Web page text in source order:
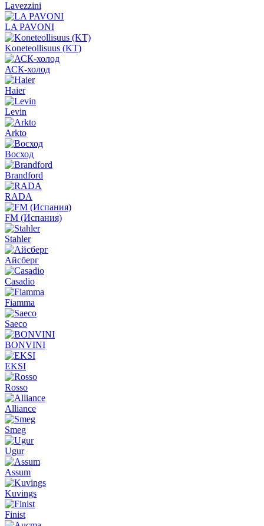
Lavezzini
LA PAVONI
Koneteollisuus (KT)
АСК-холод
Haier
Levin
Arkto
Восход
Brandford
RADA
FM (Испания)
Stahler
Айсберг
Casadio
Fiamma
Saeco
BONVINI
EKSI
Rosso
Alliance
Smeg
Ugur
Assum
Kuvings
Finist